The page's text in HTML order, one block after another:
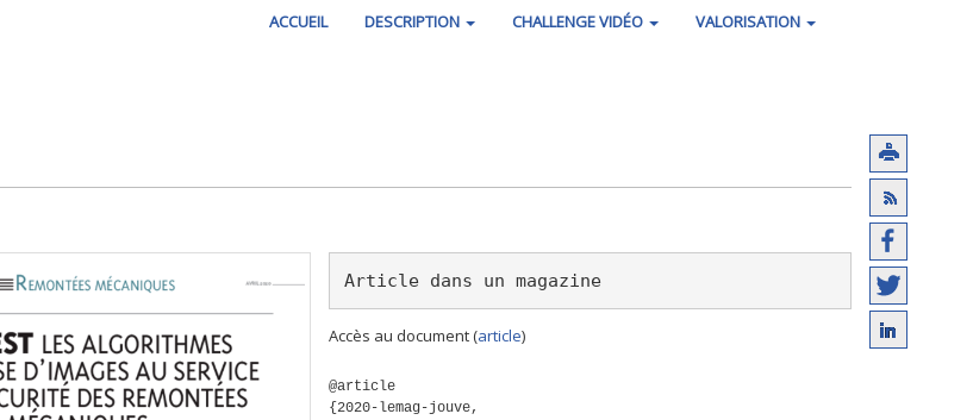
ACCUEIL DESCRIPTION CHALLENGE VIDÉO VALORISATION
Article dans un magazine
Accès au document (article)
@article
{2020-lemag-jouve,